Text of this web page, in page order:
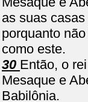
as suas
porquanto
como este.
30 Então, o
Mesaque e
Babilônia.